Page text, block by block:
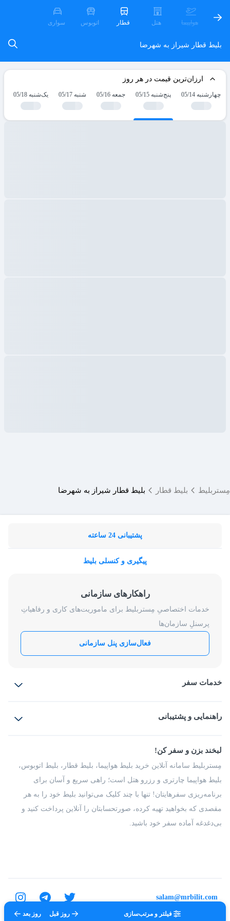
فیلتر و مرتب‌سازی روز قبل روز بعد
هواپیما هتل قطار اتوبوس سواری
بلیط قطار شیراز به شهرضا
ارزان‌ترین قیمت در هر روز
چهارشنبه 05/14 پنج‌شنبه 05/15 جمعه 05/16 شنبه 05/17 یک‌شنبه 05/18
مِستربلیط بلیط قطار بلیط قطار شیراز به شهرضا
پشتیبانی 24 ساعته
پیگیری و کنسلی بلیط
راهکارهای سازمانی
خدمات اختصاصیِ مِستربلیط برای ماموریت‌های کاری و رفاهیاتِ
پرسنلِ سازمان‌ها
فعال‌سازی پنل سازمانی
خدمات سفر
بلیط قطار
راهنمایی و پشتیبانی
شرایط و مقررات
راهکار سازمانی
فرصت‌های شغلی
درباره ما
لبخند بزن و سفر کن!
مِستربلیط سامانه آنلاین خرید بلیط هواپیما، بلیط قطار، بلیط اتوبوس،
بلیط هواپیما چارتری و رزرو هتل است؛ راهی سریع و آسان برای
برنامه‌ریزی سفرهایتان! تنها با چند کلیک می‌توانید بلیط خود را به هر
مقصدی که بخواهید تهیه کرده، صورتحسابتان را آنلاین پرداخت کنید و
بی‌دغدغه آماده سفر خود باشید.
تمامی حقوق برای شرکت عتیق گشت اصفهان محفوظ است.
salam@mrbilit.com